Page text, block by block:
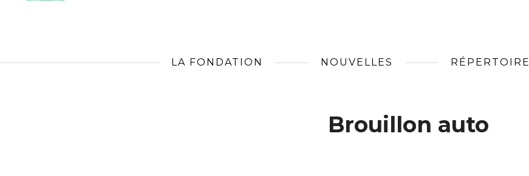
LA FONDATION NOUVELLES RÉPERTOIRE
Brouillon auto